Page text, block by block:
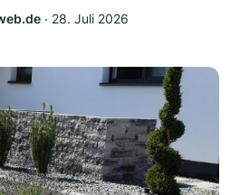
‧ 28. Juli 2026